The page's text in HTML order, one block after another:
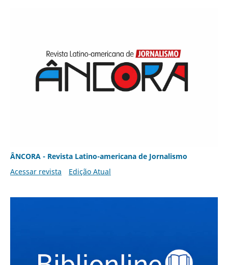
ÂNCORA - Revista Latino-americana de Jornalismo
Acessar revista
Edição Atual